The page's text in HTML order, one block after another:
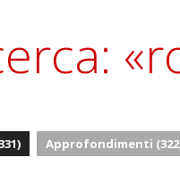
Approfondimenti